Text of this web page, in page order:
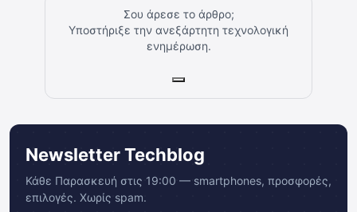
Σου άρεσε το άρθρο;
Υποστήριξε την ανεξάρτητη τεχνολογική
ενημέρωση.
Newsletter Techblog
Κάθε Παρασκευή στις 19:00 — smartphones, προσφορές,
επιλογές. Χωρίς spam.